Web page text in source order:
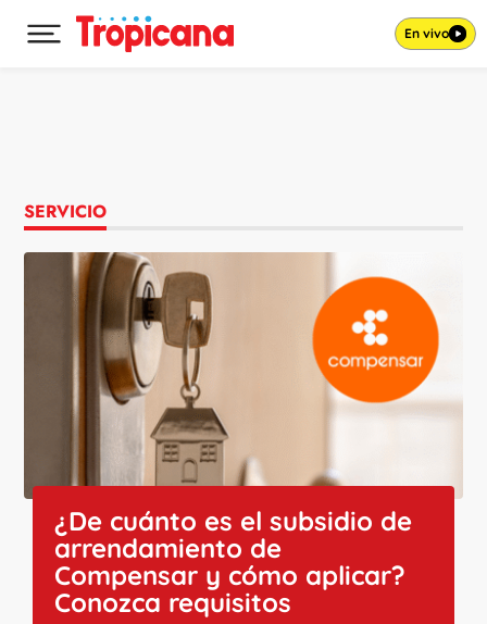
Desplegar menú principal En vivo
SERVICIO
¿De cuánto es el subsidio de
arrendamiento de
Compensar y cómo aplicar?
Conozca requisitos